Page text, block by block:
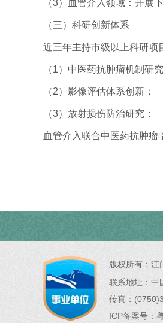
（3）血管介入领域：开展
（三）科研创新体系
近三年主持市级以上科研项
（1）中医药抗肿瘤机制研究
（2）影像评估体系创新；
（3）放射损伤防治研究；
血管介入联合中医药抗肿瘤
版权所有： 江
联系地址：中
传真：
ICP备案号：